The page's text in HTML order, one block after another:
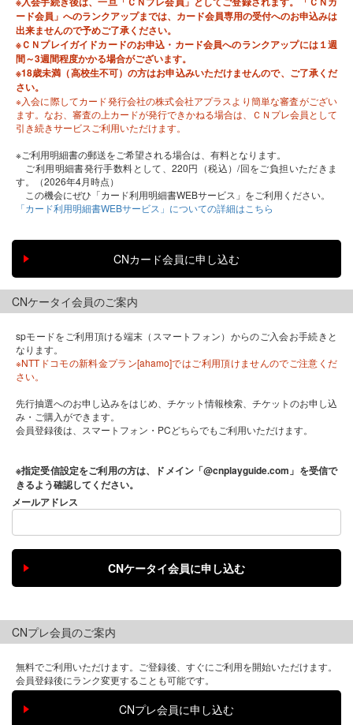
ード会員」へのランクアップまでは、カード会員専用の受付へのお申込みは
出来ませんので予めご了承ください。
※ＣＮプレイガイドカードのお申込・カード会員へのランクアップには１週
間～3週間程度かかる場合がございます。
※18歳未満（高校生不可）の方はお申込みいただけませんので、ご了承くだ
さい。
※入会に際してカード発行会社の株式会社アプラスより簡単な審査がござい
ます。なお、審査の上カードが発行できかねる場合は、ＣＮプレ会員として
引き続きサービスご利用いただけます。
※ご利用明細書の郵送をご希望される場合は、有料となります。
ご利用明細書発行手数料として、220円（税込）/回をご負担いただきま
す。（2026年4月時点）
この機会にぜひ「カード利用明細書WEBサービス」をご利用ください。
「カード利用明細書WEBサービス」についての詳細はこちら
CNケータイ会員のご案内
spモードをご利用頂ける端末（スマートフォン）からのご入会お手続きと
なります。
※NTTドコモの新料金プラン[ahamo]ではご利用頂けませんのでご注意くだ
さい。
先行抽選へのお申し込みをはじめ、チケット情報検索、チケットのお申し込
み・ご購入ができます。
会員登録後は、スマートフォン・PCどちらでもご利用いただけます。
※指定受信設定をご利用の方は、ドメイン「@cnplayguide.com」を受信で
きるよう確認してください。
メールアドレス
CNプレ会員のご案内
無料でご利用いただけます。ご登録後、すぐにご利用を開始いただけます。
会員登録後にランク変更することも可能です。